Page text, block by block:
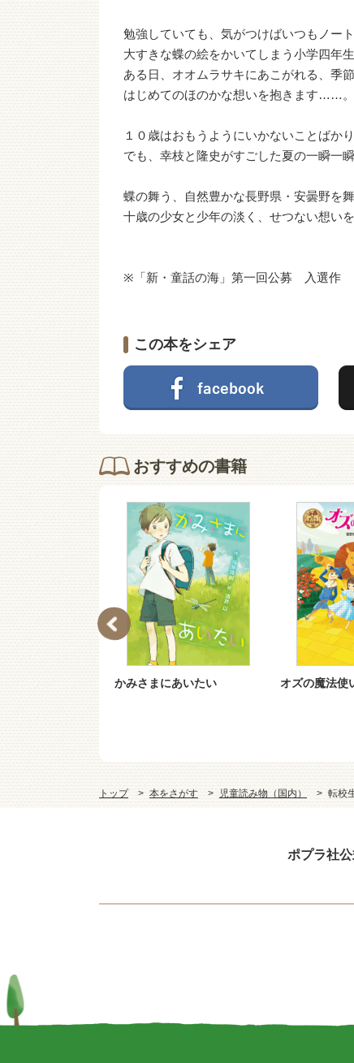
勉強していても、気がつけばいつもノート
大すきな蝶の絵をかいてしまう小学四年生
ある日、オオムラサキにあこがれる、季
はじめてのほのかな想いを抱きます……。
１０歳はおもうようにいかないことばかり
でも、幸枝と隆史がすごした夏の一瞬一
蝶の舞う、自然豊かな長野県・安曇野を舞
十歳の少女と少年の淡く、せつない想い
※「新・童話の海」第一回公募 入選作
この本をシェア
おすすめの書籍
かみさまにあいたい オズの魔法使
トップ 本をさがす 児童読み物（国内） 転校
ポプラ社